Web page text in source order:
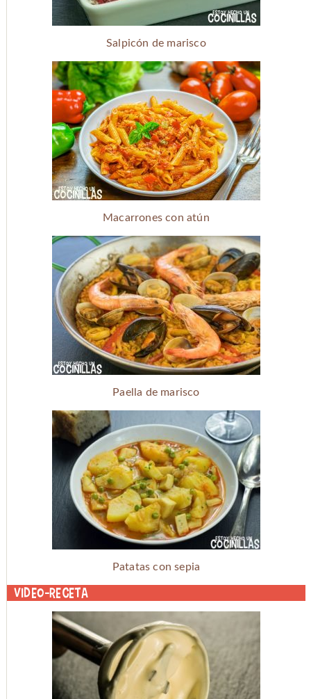
Salpicón de marisco
Macarrones con atún
Paella de marisco
Patatas con sepia
Video-receta